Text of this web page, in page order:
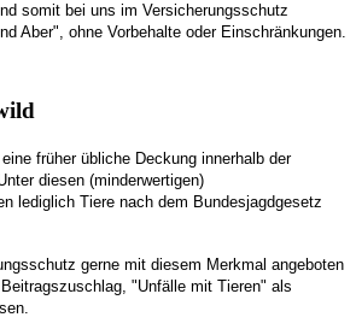
somit bei uns im Versicherungsschutz
Aber", ohne Vorbehalte oder Einschränkungen.
früher übliche Deckung innerhalb der
diesen (minderwertigen)
lediglich Tiere nach dem Bundesjagdgesetz
gerne mit diesem Merkmal angeboten
"Unfälle mit Tieren" als